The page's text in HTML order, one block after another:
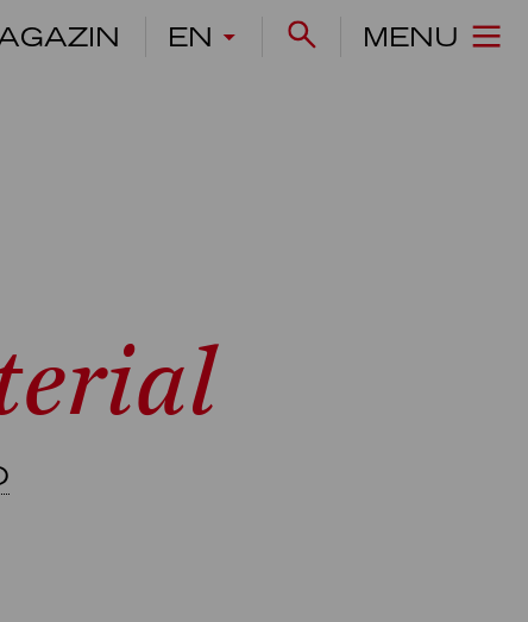
EN MENU